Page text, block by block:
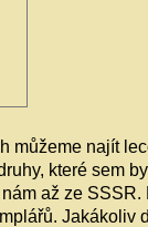
můžeme najít
které sem
až ze
Jakákoliv